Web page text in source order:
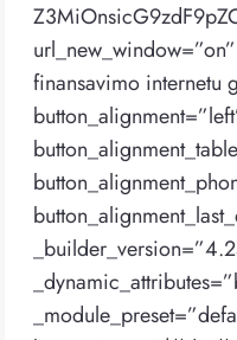
finansavimo internetu